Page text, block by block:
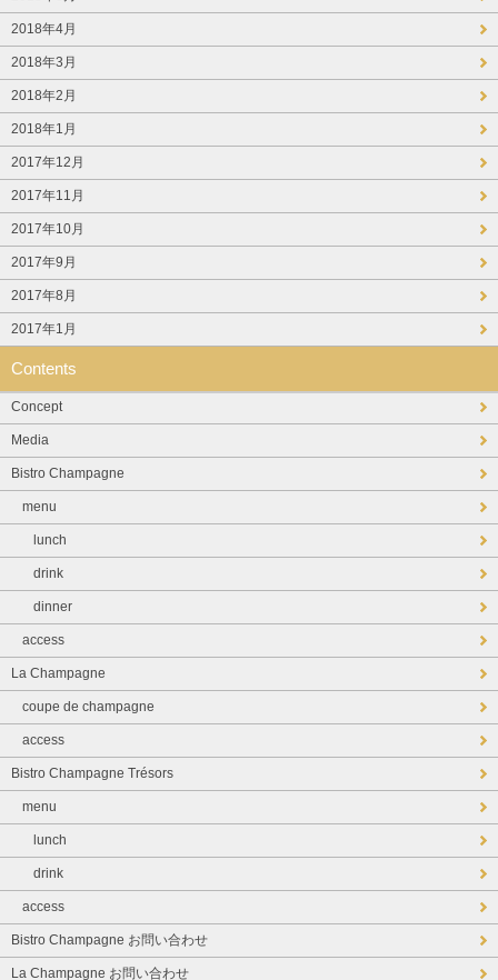
2018年4月
2018年3月
2018年2月
2018年1月
2017年12月
2017年11月
2017年10月
2017年9月
2017年8月
2017年1月
Contents
Concept
Media
Bistro Champagne
menu
lunch
drink
dinner
access
La Champagne
coupe de champagne
access
Bistro Champagne Trésors
menu
lunch
drink
access
Bistro Champagne お問い合わせ
La Champagne お問い合わせ